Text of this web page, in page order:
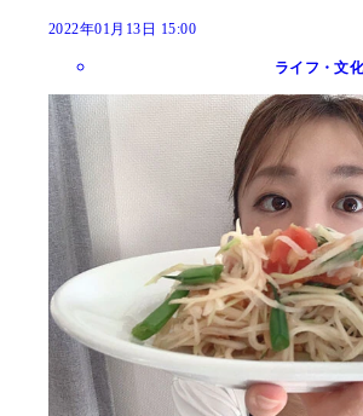
2022年01月13日 15:00
ライフ・文